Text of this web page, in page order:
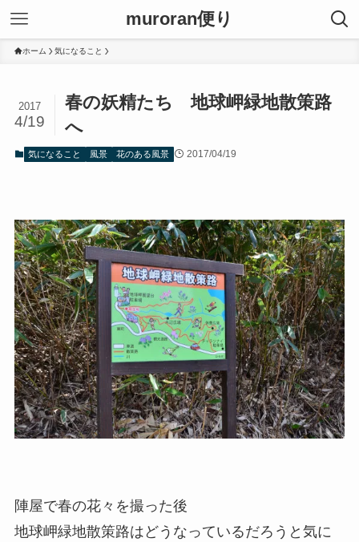
muroran便り
ホーム 気になること
春の妖精たち 地球岬緑地散策路
へ
2017
4/19
気になること 風景 花のある風景 2017/04/19
陣屋で春の花々を撮った後
地球岬緑地散策路はどうなっているだろうと気に